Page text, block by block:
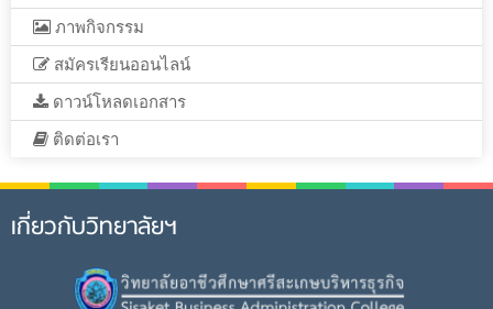
ภาพกิจกรรม
สมัครเรียนออนไลน์
ดาวน์โหลดเอกสาร
ติดต่อเรา
เกี่ยวกับวิทยาลัยฯ